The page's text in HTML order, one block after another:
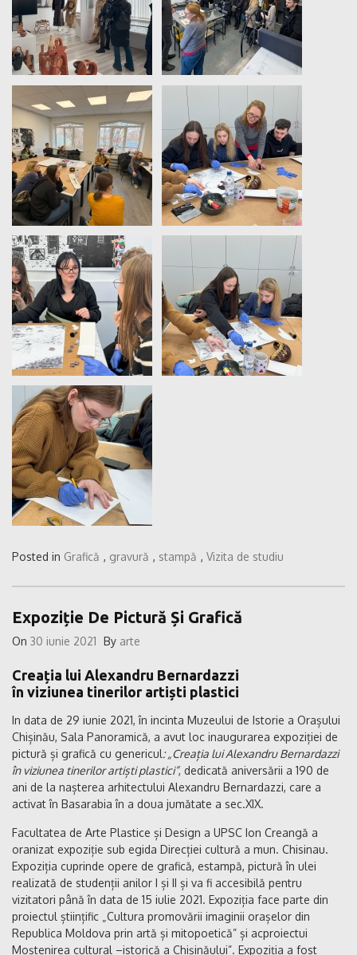
Posted in Grafică , gravură , stampă , Vizita de studiu
Expoziție De Pictură Și Grafică
On 30 iunie 2021 By arte
Creația lui Alexandru Bernardazzi
în viziunea tinerilor artiști plastici
In data de 29 iunie 2021, în incinta Muzeului de Istorie a Orașului
Chișinău, Sala Panoramică, a avut loc inaugurarea expoziției de
pictură și grafică cu genericul: „Creația lui Alexandru Bernardazzi
în viziunea tinerilor artiști plastici”, dedicată aniversării a 190 de
ani de la nașterea arhitectului Alexandru Bernardazzi, care a
activat în Basarabia în a doua jumătate a sec.XIX.
Facultatea de Arte Plastice și Design a UPSC Ion Creangă a
oranizat expoziție sub egida Direcției cultură a mun. Chisinau.
Expoziția cuprinde opere de grafică, estampă, pictură în ulei
realizată de studenții anilor I și II și va fi accesibilă pentru
vizitatori până în data de 15 iulie 2021. Expoziția face parte din
proiectul științific „Cultura promovării imaginii orașelor din
Republica Moldova prin artă și mitopoetică” și acproiectui
Moștenirea cultural –istorică a Chișinăului”. Expoziția a fost